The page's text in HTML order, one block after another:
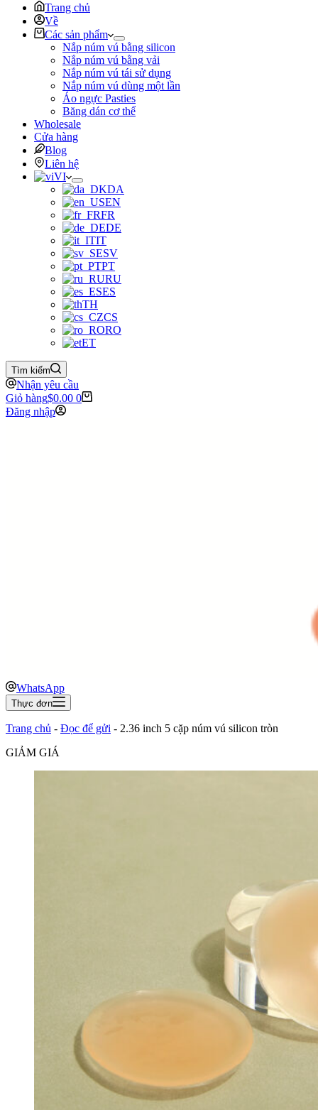
Trang chủ
Về
Các sản phẩm
Nắp núm vú bằng silicon
Nắp núm vú bằng vải
Nắp núm vú tái sử dụng
Nắp núm vú dùng một lần
Áo ngực Pasties
Băng dán cơ thể
Wholesale
Cửa hàng
Blog
Liên hệ
VI
DA
EN
FR
DE
IT
SV
PT
RU
ES
TH
CS
RO
ET
Tìm kiếm
Nhận yêu cầu
Giỏ hàng$0.00 0
Đăng nhập
WhatsApp
Thực đơn
Trang chủ - Đọc để gửi - 2.36 inch 5 cặp núm vú silicon tròn
GIẢM GIÁ